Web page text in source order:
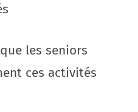
les seniors
ces activités